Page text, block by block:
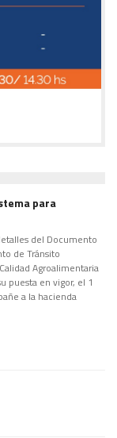
para
del Documento
de Tránsito
Agroalimentaria
puesta en vigor, el 1
a la hacienda